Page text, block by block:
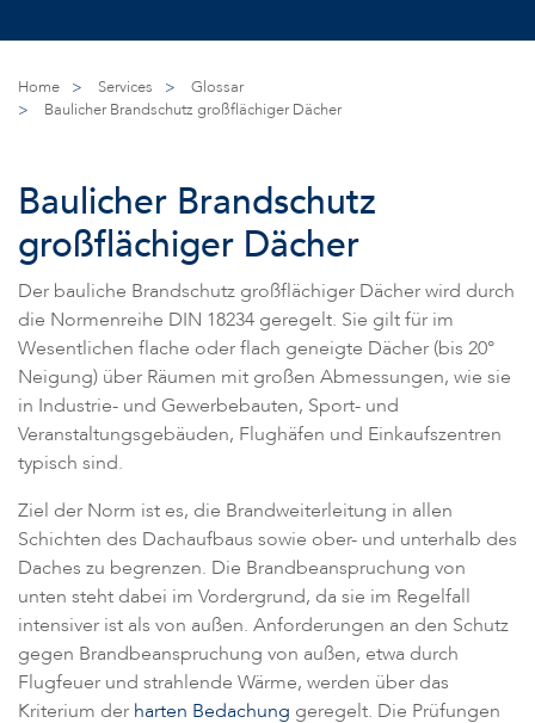
Home > Services >
Glossar
>
Baulicher Brandschutz großflächiger Dächer
Baulicher Brandschutz
großflächiger Dächer
Der bauliche Brandschutz großflächiger Dächer wird durch
die Normenreihe DIN 18234 geregelt. Sie gilt für im
Wesentlichen flache oder flach geneigte Dächer (bis 20°
Neigung) über Räumen mit großen Abmessungen, wie sie
in Industrie- und Gewerbebauten, Sport- und
Veranstaltungsgebäuden, Flughäfen und Einkaufszentren
typisch sind.
Ziel der Norm ist es, die Brandweiterleitung in allen
Schichten des Dachaufbaus sowie ober- und unterhalb des
Daches zu begrenzen. Die Brandbeanspruchung von
unten steht dabei im Vordergrund, da sie im Regelfall
intensiver ist als von außen. Anforderungen an den Schutz
gegen Brandbeanspruchung von außen, etwa durch
Flugfeuer und strahlende Wärme, werden über das
Kriterium der harten Bedachung geregelt. Die Prüfungen